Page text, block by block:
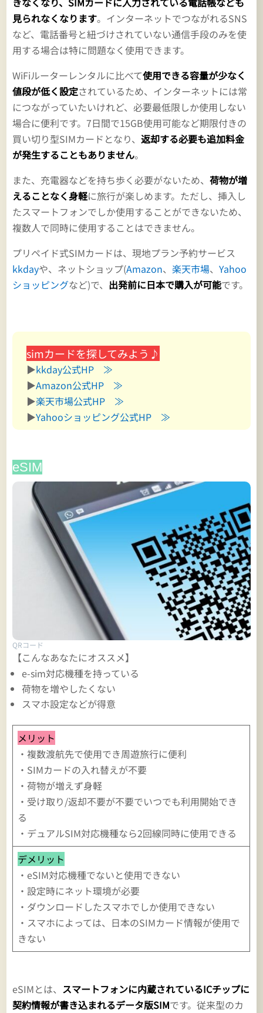
見られなくなります。インターネットでつながれるSNS
など、電話番号と紐づけされていない通信手段のみを使
用する場合は特に問題なく使用できます。
WiFiルーターレンタルに比べて使用できる容量が少なく
値段が低く設定されているため、インターネットには常
につながっていたいけれど、必要最低限しか使用しない
場合に便利です。7日間で15GB使用可能など期限付きの
買い切り型SIMカードとなり、返却する必要も追加料金
が発生することもありません。
また、充電器などを持ち歩く必要がないため、荷物が増
えることなく身軽に旅行が楽しめます。ただし、挿入し
たスマートフォンでしか使用することができないため、
複数人で同時に使用することはできません。
プリペイド式SIMカードは、現地プラン予約サービス
kkdayや、ネットショップ(Amazon、楽天市場、Yahoo
ショッピングなど)で、 出発前に日本で購入が可能です。
simカードを探してみよう♪
▶kkday公式HP ≫
▶Amazon公式HP ≫
▶楽天市場公式HP ≫
▶Yahooショッピング公式HP ≫
eSIM
QRコード
【こんなあなたにオススメ】
e-sim対応機種を持っている
荷物を増やしたくない
スマホ設定などが得意
メリット
・複数渡航先で使用でき周遊旅行に便利
・SIMカードの入れ替えが不要
・荷物が増えず身軽
・受け取り/返却不要が不要でいつでも利用開始でき
る
・デュアルSIM対応機種なら2回線同時に使用できる
デメリット
・eSIM対応機種でないと使用できない
・設定時にネット環境が必要
・ダウンロードしたスマホでしか使用できない
・スマホによっては、日本のSIMカード情報が使用で
きない
eSIMとは、 スマートフォンに内蔵されているICチップに
契約情報が書き込まれるデータ版SIMです。従来型のカ